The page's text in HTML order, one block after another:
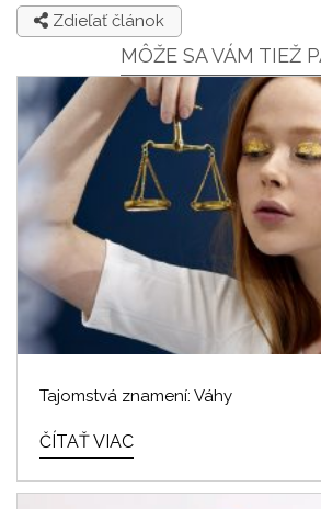
Zdieľať článok
MÔŽE SA VÁM TIEŽ
Tajomstvá znamení: Váhy
ČÍTAŤ VIAC